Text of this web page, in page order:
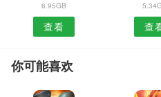
6.95GB
查看 查
你可能喜欢